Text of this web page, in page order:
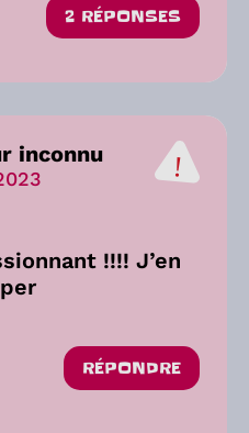
2 RÉPONSES
inconnu
!!!! J’en
les réactions
RÉPONDRE